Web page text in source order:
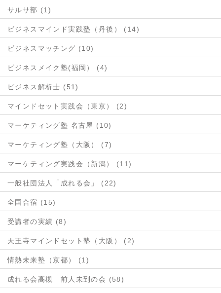
サルサ部 (1)
ビジネスマインド実践塾（丹後） (14)
ビジネスマッチング (10)
ビジネスメイク塾(福岡） (4)
ビジネス解析士 (51)
マインドセット実践会（東京） (2)
マーケティング塾 名古屋 (10)
マーケティング塾（大阪） (7)
マーケティング実践会（新潟） (11)
一般社団法人「成れる会」 (22)
全国合宿 (15)
受講者の実績 (8)
天王寺マインドセット塾（大阪） (2)
情熱未来塾（京都） (1)
成れる会高槻 前人未到の会 (58)